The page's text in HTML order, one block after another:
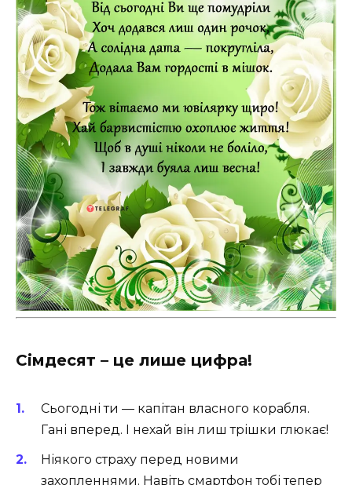
Сімдесят – це лише цифра!
Сьогодні ти — капітан власного корабля.
Гані вперед. І нехай він лиш трішки глюкає!
Ніякого страху перед новими
захопленнями. Навіть смартфон тобі тепер